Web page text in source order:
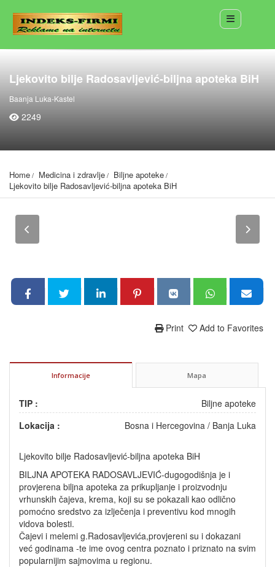
Ljekovito bilje Radosavljević-biljna apoteka BiH
Baanja Luka-Kastel
2249
Home Medicina i zdravlje
Biljne apoteke
Ljekovito bilje Radosavljević-biljna apoteka BiH
Add to Favorites
Print
Informacije Mapa
TIP :
Biljne apoteke
Lokacija :
Bosna i Hercegovina / Banja Luka
Ljekovito bilje Radosavljević-biljna apoteka BiH
BILJNA APOTEKA RADOSAVLJEVIĆ-dugogodišnja je i
provjerena biljna apoteka za prikupljanje i proizvodnju
vrhunskih čajeva, krema, koji su se pokazali kao odlično
pomoćno sredstvo za izlječenja i preventivu kod mnogih
vidova bolesti.
Čajevi i melemi g.Radosavljevića,provjereni su i dokazani
već godinama -te ime ovog centra poznato i priznato na svim
popularnijim sajmovima u regionu.